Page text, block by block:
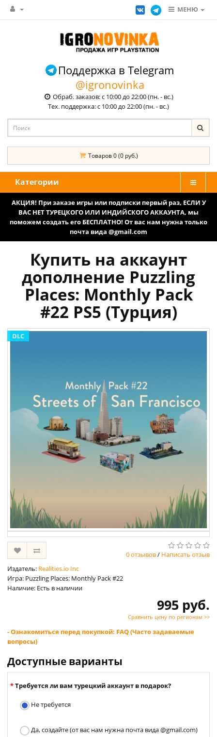
МЕНЮ
Поддержка в Telegram
@igronovinka
Обраб. заказов: с 10:00 до 22:00 (пн. - вс.)
Тех. поддержка: с 10:00 до 22:00 (пн. - вс.)
Товаров 0 (0 руб.)
Категории
АКЦИЯ! При заказе игры или подписки первый раз, ЕСЛИ У
ВАС НЕТ ТУРЕЦКОГО ИЛИ ИНДИЙСКОГО АККАУНТА, мы
поможем создать его БЕСПЛАТНО! От вас нам нужна только
почта вида @gmail.com
Купить на аккаунт
дополнение Puzzling
Places: Monthly Pack
#22 PS5 (Турция)
DLC
0 отзывов/ Написать отзыв
Издатель: Realities.io Inc
Игра: Puzzling Places: Monthly Pack #22
Наличие: Есть в наличии
995 руб.
Сравнить цену по регионам >>
- Ознакомиться перед покупкой: FAQ (Часто задаваемые
вопросы)
Доступные варианты
Требуется ли вам турецкий аккаунт в подарок?
Не требуется
Да, создайте (от вас нам нужна почта вида @gmail.com)